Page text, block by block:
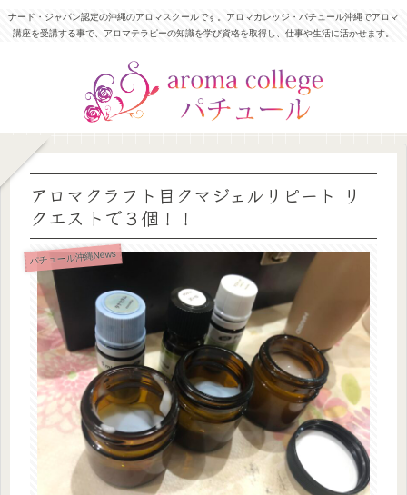
ナード・ジャパン認定の沖縄のアロマスクールです。アロマカレッジ・パチュール沖縄でアロマ
講座を受講する事で、アロマテラピーの知識を学び資格を取得し、仕事や生活に活かせます。
アロマクラフト目クマジェルリピート リ
クエストで３個！！
パチュール沖縄News